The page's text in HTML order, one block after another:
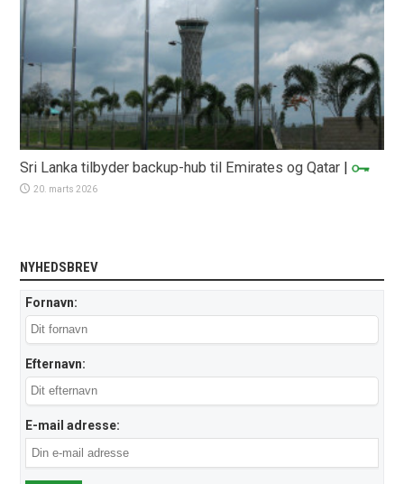
Sri Lanka tilbyder backup-hub til Emirates og Qatar |
20. marts 2026
NYHEDSBREV
Fornavn:
Efternavn:
E-mail adresse: